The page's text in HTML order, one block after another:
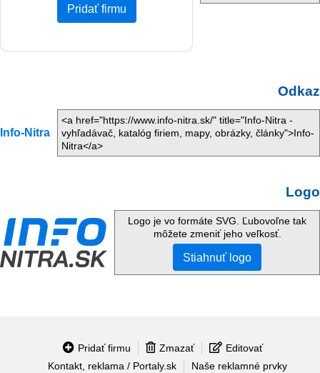
Odkaz
Info-Nitra
<a href="https://www.info-nitra.sk/" title="Info-Nitra -
vyhľadávač, katalóg firiem, mapy, obrázky, články">Info-
Nitra</a>
Logo
Logo je vo formáte SVG. Ľubovoľne tak
môžete zmeniť jeho veľkosť.
Stiahnuť logo
Pridať firmu Zmazať
Editovať
Kontakt, reklama / Portaly.sk
Naše reklamné prvky